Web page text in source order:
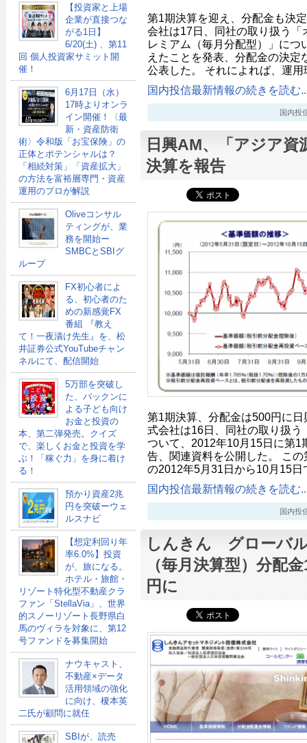
【投資家と上場
企業が直接つな
がる1日】
6/20(土) 、第11
回 個人投資家サミット開
催！
6月17日（水）
17時よりオンラ
イン開催！〈最
新・資産防衛
術〉令和版「お宝保険」の
正体とポテンシャルは？
「相続対策」「資産拡大」
の方法を富裕層専門・資産
運用のプロが解説
Oliveコンサル
ティングが、業
務を開始ー
SMBCとSBIグ
ループ
FX初心者によ
る、初心者のた
めの新感覚FX
番組 『教え
て！一夜漬け先生』を、松
井証券公式YouTubeチャン
ネルにて、配信開始
5万部を突破し
た、パックンに
よる子ども向け
お金と投資の
本、第二弾発売。クイズ
で、楽しくお金と投資を学
ぶ！「稼ぐ力」を身に着け
る！
預かり資産2兆
円を突破ーウェ
ルスナビ
【想定利回り年
率6.0%】投資
が、旅になる。
ホテル・旅館・
リゾート特化型不動産クラ
ファン「StellaVia」、世界
的スノーリゾート長野県白
馬のヴィラを対象に、第12
号ファンドを募集開始
ナウキャスト、
不動産×データ
活用領域の強化
に向け、榎本英
二氏が顧問に就任
SBIが、読売
第1期決算を迎え、分配金も決
会社は17日、同社の取り扱う
レミアム（毎月分配型）」につ
えたことを発表、分配金の決定
公表した。 それによれば、運
国内投信最新情報の続きを読む
国内投
日興AM、「アジア資
決算を報告
第1期決算、分配金は500円に
式会社は16日、同社の取り扱
ついて、2012年10月15日に第1
告、関連資料を公開した。 こ
の2012年5月31日から10月15
国内投信最新情報の続きを読む
国内投
しんきん グローバ
（毎月決算型）分配
円に